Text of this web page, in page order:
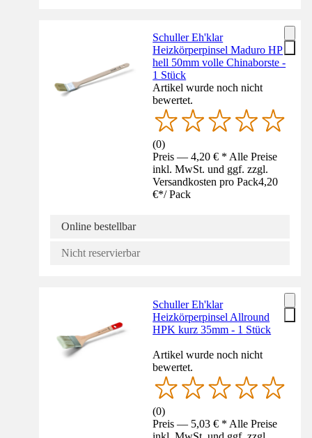
Schuller Eh'klar
Heizkörperpinsel Maduro HP
hell 50mm volle Chinaborste -
1 Stück
Artikel wurde noch nicht
bewertet.
(0)
Preis — 4,20 € * Alle Preise
inkl. MwSt. und ggf. zzgl.
Versandkosten pro Pack4,20
€*/ Pack
Online bestellbar
Nicht reservierbar
Schuller Eh'klar
Heizkörperpinsel Allround
HPK kurz 35mm - 1 Stück
Artikel wurde noch nicht
bewertet.
(0)
Preis — 5,03 € * Alle Preise